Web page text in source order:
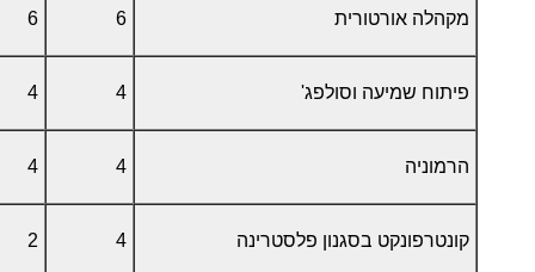
מקהלה אורטורית 6
6
פיתוח שמיעה וסולפג' 4
4
הרמוניה 4
4
קונטרפונקט בסגנון פלסטרינה 4
2